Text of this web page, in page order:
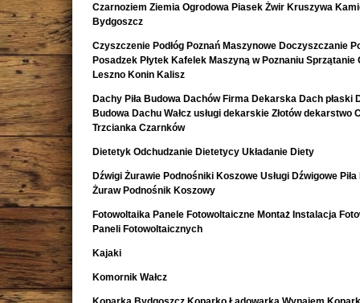
Czarnoziem Ziemia Ogrodowa Piasek Żwir Kruszywa
Bydgoszcz
Czyszczenie Podłóg Poznań Maszynowe Doczyszczanie
Posadzek Płytek Kafelek Maszyną w Poznaniu Sprzątanie
Leszno Konin Kalisz
Dachy Piła Budowa Dachów Firma Dekarska Dach płaski
Budowa Dachu Wałcz usługi dekarskie Złotów dekarstwo
Trzcianka Czarnków
Dietetyk Odchudzanie Dietetycy Układanie Diety
Dźwigi Żurawie Podnośniki Koszowe Usługi Dźwigowe Piła
Żuraw Podnośnik Koszowy
Fotowoltaika Panele Fotowoltaiczne Montaż Instalacja
Paneli Fotowoltaicznych
Kajaki
Komornik Wałcz